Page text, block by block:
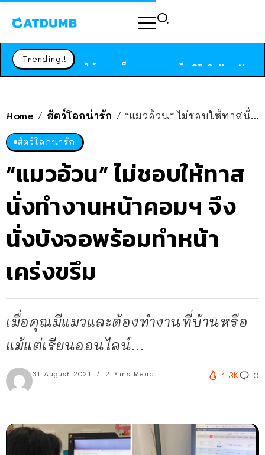
Trending!!
สาวญี่ปุ่นโดนแมวตัวเองกัด ไม่ได้ไปหาหมอตั้งแต่เนิ่นๆ สุดท้ายขาบวม กลายเป็นโรคเนื้อเน่า เตือนทาสแมวทั้งหลายให้ระวัง
Home / สัตว์โลกน่ารัก / “แมวอ้วน” ไม่ชอบให้ทาสนั่งทำงานหน้าคอมฯ จึงนั่งบังจอพร้อมทำหน้าเคร่งขรึม
สัตว์โลกน่ารัก
“แมวอ้วน” ไม่ชอบให้ทาส
นั่งทำงานหน้าคอมฯ จึง
นั่งบังจอพร้อมทำหน้า
เคร่งขรึม
เมื่อคุณมีแมวและต้องทำงานที่บ้านหรือ
แม้แต่เรียนออนไลน์...
31 August 2021 2 Mins Read 1.3K 0